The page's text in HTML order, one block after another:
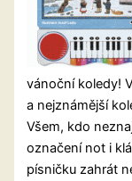
vánoční koledy!
a nejznámější
Všem, kdo
označení not i
písničku zahrát